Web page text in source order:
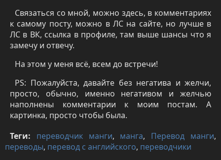
Связаться со мной, можно здесь, в комментариях
к самому посту, можно в ЛС на сайте, но лучше в
ЛС в ВК, ссылка в профиле, там выше шансы что я
замечу и отвечу.
На этом у меня всё, всем до встречи!
PS: Пожалуйста, давайте без негатива и желчи,
просто, обычно, именно негативом и желчью
наполнены комментарии к моим постам. А
картинка, просто чтобы была.
Теги:
переводчик манги, манга, Перевод манги,
переводы, перевод с английского, переводчики